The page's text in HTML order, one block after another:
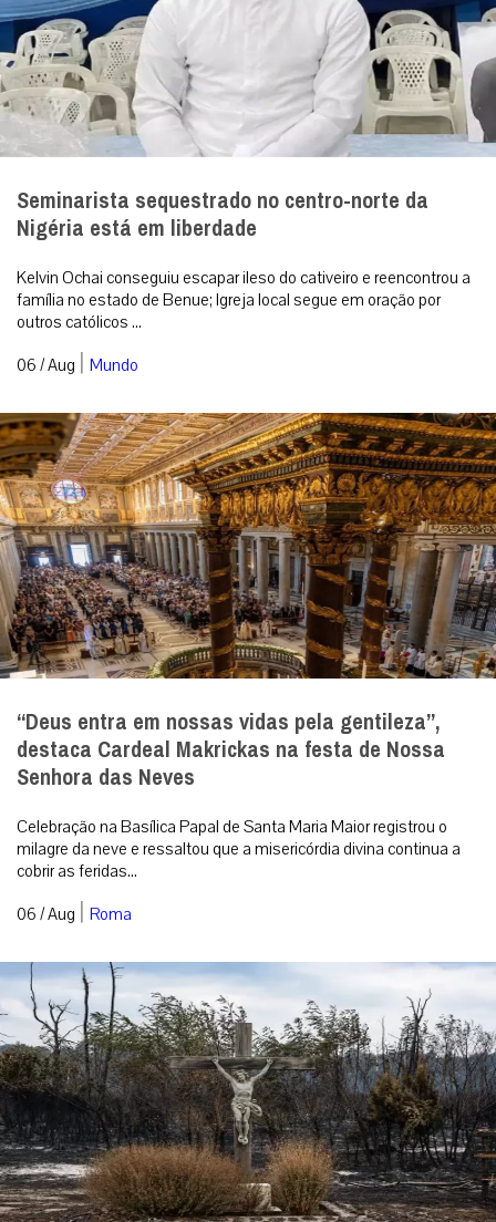
“Deus entra em nossas vidas pela gentileza”,
destaca Cardeal Makrickas na festa de Nossa
Celebração na Basílica Papal de Santa Maria Maior registrou o
milagre da neve e ressaltou que a misericórdia divina continua a
cobrir as feridas...
06 / Aug|Roma
O fogo passou duas vezes, mas o crucifixo
permaneceu de pé
A imagem que emocionou o mundo em meio aos incêndios na
França. Foto: IG @patr...
06 / Aug|Mundo
RECEBA NOSSO BOLETIM DIÁRIO